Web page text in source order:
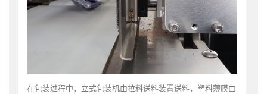
在包装过程中，立式包装机由拉料送料装置送料，塑料薄膜由